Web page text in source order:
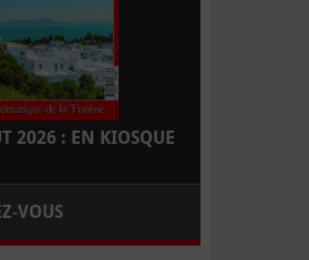
2026 : EN KIOSQUE
VOUS